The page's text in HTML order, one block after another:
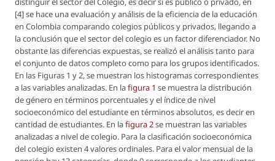
[4] se hace una evaluación y análisis de la eficiencia de la educación
en Colombia comparando colegios públicos y privados, llegando a
la conclusión que el sector del colegio es un factor diferenciador. No
obstante las diferencias expuestas, se realizó el análisis tanto para
el conjunto de datos completo como para los grupos identificados.
En las Figuras 1 y 2, se muestran los histogramas correspondientes
a las variables analizadas. En lafigura 1 se muestra la distribución
de género en términos porcentuales y el índice de nivel
socioeconómico del estudiante en términos absolutos, es decir en
cantidad de estudiantes. En lafigura 2se muestran las variables
analizadas a nivel de colegio. Para la clasificación socioeconómica
del colegio existen 4 valores ordinales. Para el valor mensual de la